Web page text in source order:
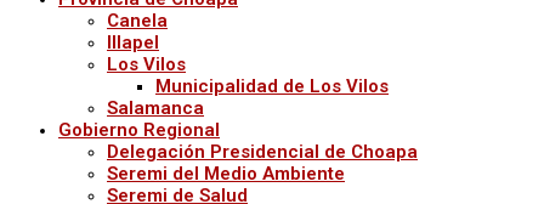
Canela
Illapel
Los Vilos
Municipalidad de Los Vilos
Salamanca
Gobierno Regional
Delegación Presidencial de Choapa
Seremi del Medio Ambiente
Seremi de Salud